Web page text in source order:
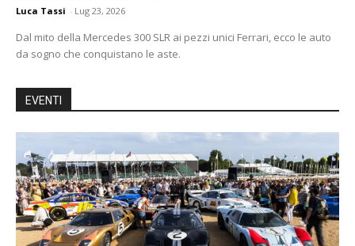
Luca Tassi - Lug 23, 2026
Dal mito della Mercedes 300 SLR ai pezzi unici Ferrari, ecco le auto
da sogno che conquistano le aste.
EVENTI